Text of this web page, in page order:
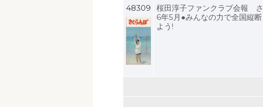
48309
桜田淳子ファンクラブ会報
6年5月●みんなの力で全国縦
よう!